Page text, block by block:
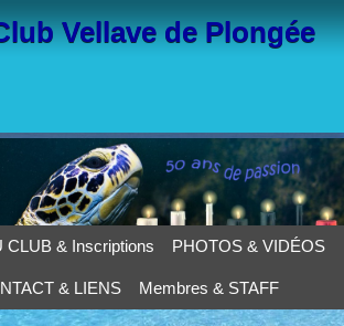
Vellave de Plongée
CLUB & Inscriptions PHOTOS & VIDÉOS
& LIENS Membres & STAFF
des cookies